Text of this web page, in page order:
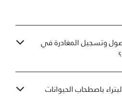
وتسجيل المغادرة في
باصطحاب الحيوانات